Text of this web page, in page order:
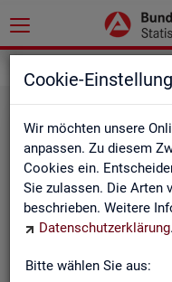
Cookie-
Wir möchten unsere
anpassen. Zu diesem
Cookies ein.
Sie zulassen. Die Arten
beschrieben. Weitere
Datenschutzerklärung.
Bitte wählen Sie aus: